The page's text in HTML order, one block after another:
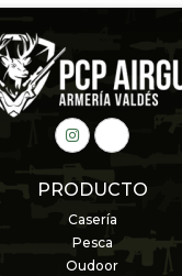
PRODUCTO
Casería
Pesca
Oudoor